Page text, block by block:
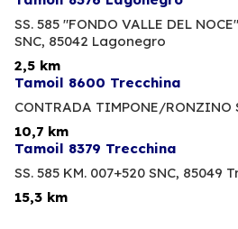
SS. 585 "FONDO VALLE DEL
SNC, 85042 Lagonegro
2,5 km
Tamoil 8600 Trecchina
CONTRADA TIMPONE/RONZINO
10,7 km
Tamoil 8379 Trecchina
SS. 585 KM. 007+520 SNC, 85049
15,3 km